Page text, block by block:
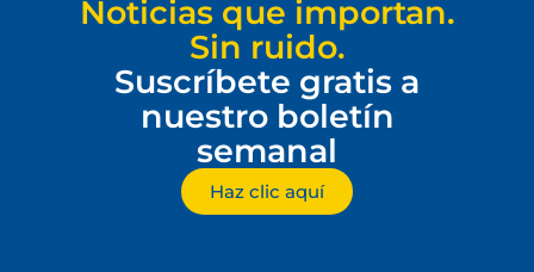
Noticias que importan.
Sin ruido.
Suscríbete gratis a
nuestro boletín
semanal
Haz clic aquí